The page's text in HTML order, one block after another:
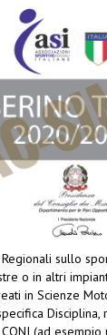
sullo
o in altri
in Scienze
Disciplina,
(ad